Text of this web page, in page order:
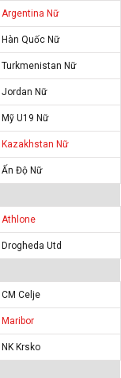
Argentina Nữ
Hàn Quốc Nữ
Turkmenistan Nữ
Jordan Nữ
Mỹ U19 Nữ
Kazakhstan Nữ
Ấn Độ Nữ
Athlone
Drogheda Utd
CM Celje
Maribor
NK Krsko